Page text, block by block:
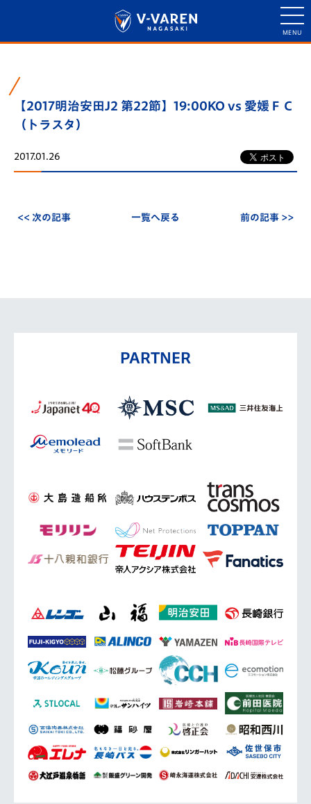
【2017明治安田J2 第22節】19:00KO vs 愛媛ＦＣ
（トラスタ）
2017.01.26
<< 次の記事 一覧へ戻る 前の記事 >>
PARTNER